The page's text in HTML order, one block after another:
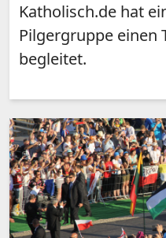
Katholisch.de hat
Pilgergruppe einen
begleitet.